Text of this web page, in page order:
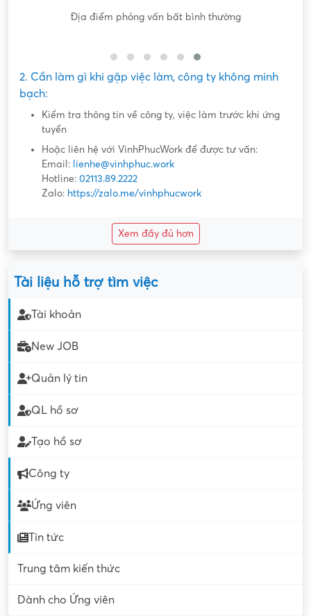
Nội dung mô tả công việc sơ sài, không đồng nhất với công
2. Cần làm gì khi gặp việc làm, công ty không minh
bạch:
Kiểm tra thông tin về công ty, việc làm trước khi ứng
tuyển
Hoặc liên hệ với VinhPhucWork để được tư vấn:
Email: lienhe@vinhphuc.work
Hotline: 02113.89.2222
Zalo: https://zalo.me/vinhphucwork
Xem đầy đủ hơn
Tài liệu hỗ trợ tìm việc
Tài khoản
New JOB
Quản lý tin
QL hồ sơ
Tạo hồ sơ
Công ty
Ứng viên
Tin tức
Trung tâm kiến thức
Dành cho Ứng viên